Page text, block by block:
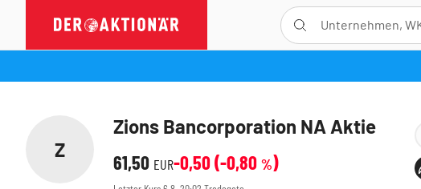
Z
Zions Bancorporation NA Aktie
61,50 EUR-0,50(-0,80 %)